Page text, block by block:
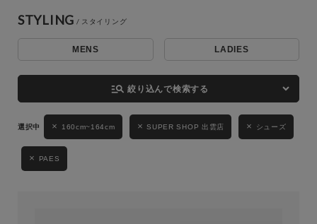
キーワード
性別
MENS LADIES KIDS
STYLING
MENS LADIES
manage_search 絞り込んで検索する
160cm~164cm SUPER SHOP 出雲店 シューズ
PAES